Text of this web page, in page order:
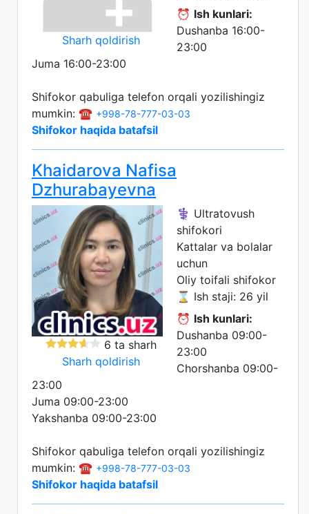
Sharh qoldirish
⏰ Ish kunlari:
Dushanba 16:00-
23:00
Juma 16:00-23:00
Shifokor qabuliga telefon orqali yozilishingiz
mumkin: ☎️ +998-78-777-03-03
Shifokor haqida batafsil
Khaidarova Nafisa
Dzhurabayevna
6 ta sharh
Sharh qoldirish
⚕️ Ultratovush
shifokori
Kattalar va bolalar
uchun
Oliy toifali shifokor
⌛ Ish staji: 26 yil
⏰ Ish kunlari:
Dushanba 09:00-
23:00
Chorshanba 09:00-
23:00
Juma 09:00-23:00
Yakshanba 09:00-23:00
Shifokor qabuliga telefon orqali yozilishingiz
mumkin: ☎️ +998-78-777-03-03
Shifokor haqida batafsil